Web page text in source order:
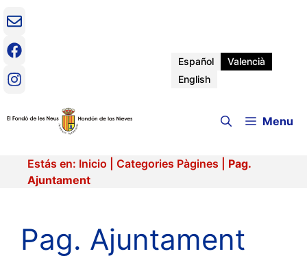
Vés
contingut
Español
Valencià
English
Menu
Estás en: Inicio Categories Pàgines
Pag.
Ajuntament
Pag. Ajuntament